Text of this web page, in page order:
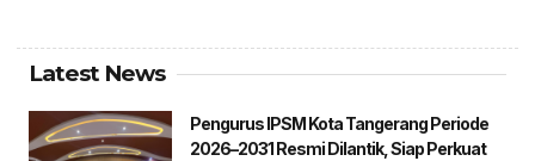
Latest News
Pengurus IPSM Kota Tangerang Periode
2026–2031 Resmi Dilantik, Siap Perkuat